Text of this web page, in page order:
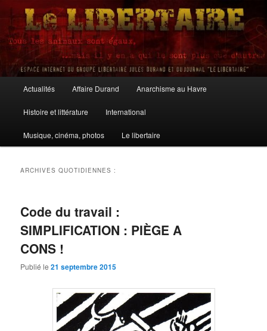
Aller
contenu
principal
Aller
contenu
secondaire
Le Libertaire
principal
Actualités Affaire Durand Anarchisme au Havre
Histoire et littérature International
Musique, cinéma, photos Le libertaire
ARCHIVES QUOTIDIENNES :
Code du travail :
SIMPLIFICATION : PIÈGE A
CONS !
Publié le21 septembre 2015